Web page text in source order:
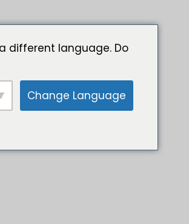
different language. Do
Change Language